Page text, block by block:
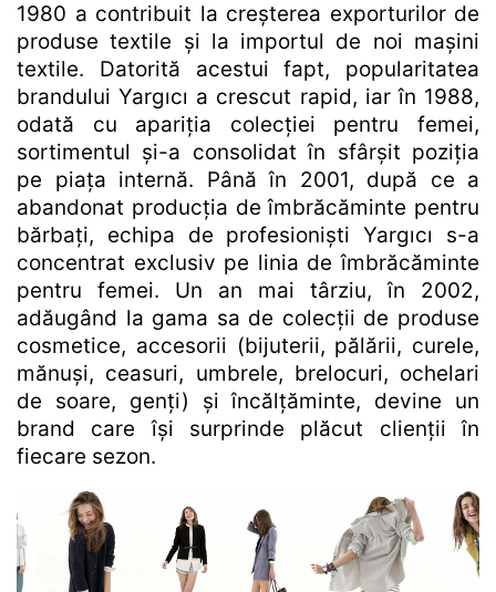
1980 a contribuit la creșterea exporturilor de
produse textile și la importul de noi mașini
textile. Datorită acestui fapt, popularitatea
brandului Yargıcı a crescut rapid, iar în 1988,
odată cu apariția colecției pentru femei,
sortimentul și-a consolidat în sfârșit poziția
pe piața internă. Până în 2001, după ce a
abandonat producția de îmbrăcăminte pentru
bărbați, echipa de profesioniști Yargıcı s-a
concentrat exclusiv pe linia de îmbrăcăminte
pentru femei. Un an mai târziu, în 2002,
adăugând la gama sa de colecții de produse
cosmetice, accesorii (bijuterii, pălării, curele,
mănuși, ceasuri, umbrele, brelocuri, ochelari
de soare, genți) și încălțăminte, devine un
brand care își surprinde plăcut clienții în
fiecare sezon.